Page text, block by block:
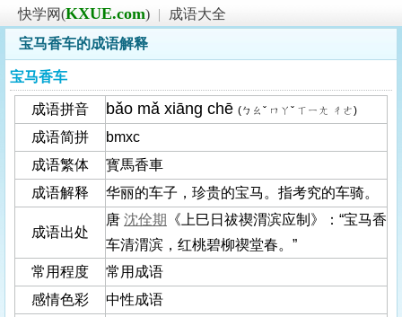
快学网(KXUE.com) |
成语大全
宝马香车的成语解释
宝马香车
成语拼音 bǎo mǎ xiāng chē (ㄅㄠˇ ㄇㄚˇ ㄒㄧㄤ ㄔㄜ)
成语简拼
bmxc
成语繁体
寳馬香車
成语解释
华丽的车子，珍贵的宝马。指考究的车骑。
成语出处
唐 沈佺期
《上巳日祓禊渭滨应制》：“宝马香
车清渭滨，红桃碧柳禊堂春。”
常用程度
常用成语
感情色彩
中性成语